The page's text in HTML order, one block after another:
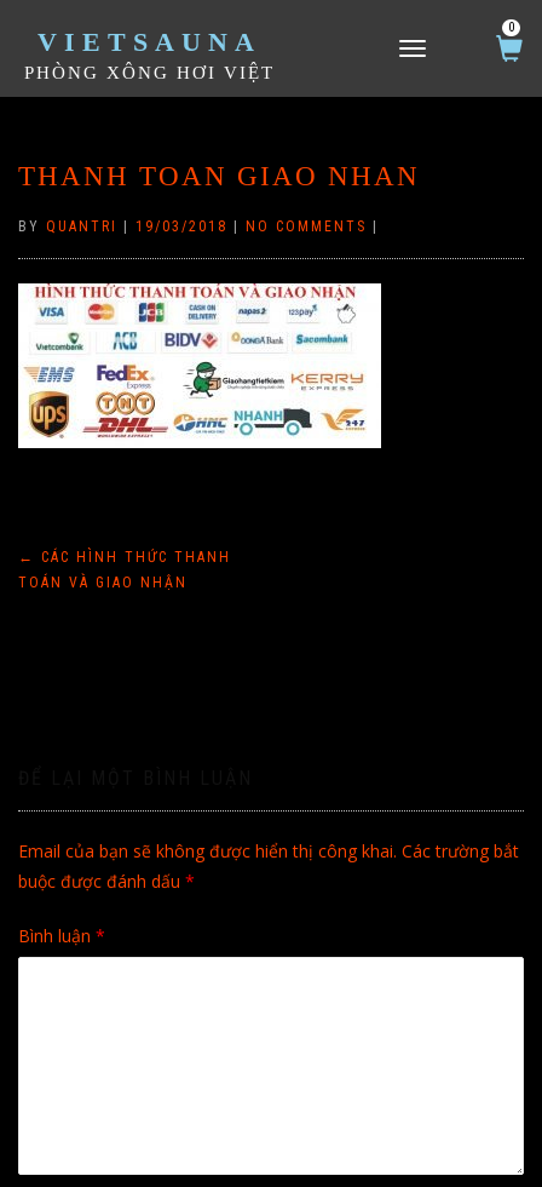
VIETSAUNA
PHÒNG XÔNG HƠI VIỆT
TOGGLE NAVIGATION
0
THANH TOAN GIAO NHAN
BY QUANTRI 19/03/2018 NO COMMENTS
Điều
←
CÁC HÌNH THỨC THANH
TOÁN VÀ GIAO NHẬN
Email của bạn sẽ không được hiển thị công khai. Các trường bắt
buộc được đánh dấu *
Bình luận *